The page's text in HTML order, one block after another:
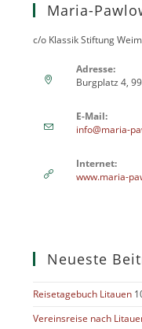
Maria-
c/o Klassik Stiftung
Adresse:
Burgplatz 4,
E-Mail:
info@maria-
Internet:
www.maria-
Neueste
Reisetagebuch Litauen
Vereinsreise nach